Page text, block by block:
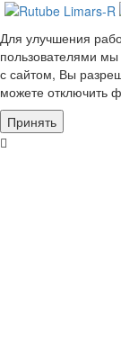
Для улучшения
пользователями
с сайтом, Вы
можете отключить
Принять